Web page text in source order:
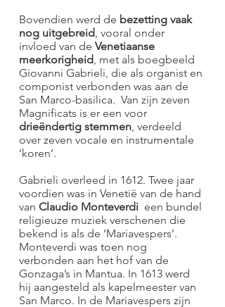
Bovendien werd de bezetting vaak
nog uitgebreid, vooral onder
invloed van de Venetiaanse
meerkorigheid, met als boegbeeld
Giovanni Gabrieli, die als organist en
componist verbonden was aan de
San Marco-basilica. Van zijn zeven
Magnificats is er een voor
drieëndertig stemmen, verdeeld
over zeven vocale en instrumentale
‘koren’.
Gabrieli overleed in 1612. Twee jaar
voordien was in Venetië van de hand
van Claudio Monteverdi een bundel
religieuze muziek verschenen die
bekend is als de ‘Mariavespers’.
Monteverdi was toen nog
verbonden aan het hof van de
Gonzaga’s in Mantua. In 1613 werd
hij aangesteld als kapelmeester van
San Marco. In de Mariavespers zijn